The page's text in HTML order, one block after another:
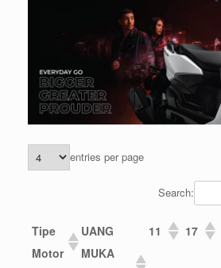
entries per page
Search:
Tipe
Motor
UANG
MUKA
11 17